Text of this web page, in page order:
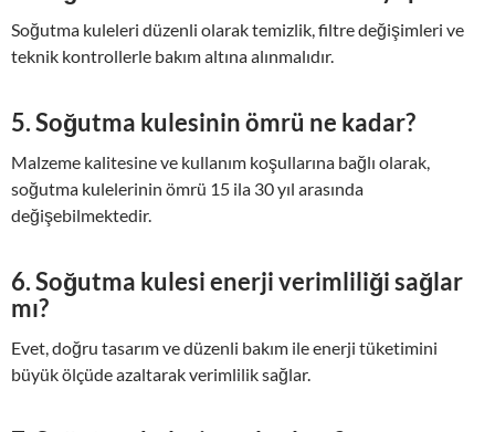
Soğutma kuleleri düzenli olarak temizlik, filtre değişimleri ve
teknik kontrollerle bakım altına alınmalıdır.
5. Soğutma kulesinin ömrü ne kadar?
Malzeme kalitesine ve kullanım koşullarına bağlı olarak,
soğutma kulelerinin ömrü 15 ila 30 yıl arasında
değişebilmektedir.
6. Soğutma kulesi enerji verimliliği sağlar
mı?
Evet, doğru tasarım ve düzenli bakım ile enerji tüketimini
büyük ölçüde azaltarak verimlilik sağlar.